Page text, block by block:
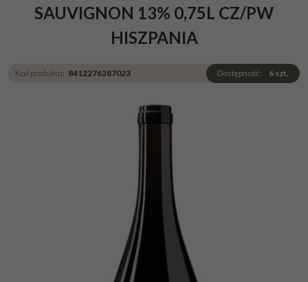
SAUVIGNON 13% 0,75L CZ/PW
HISZPANIA
Kod produktu: 8412276287023 Dostępność: 6 szt.